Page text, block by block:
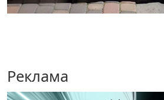
Реклама